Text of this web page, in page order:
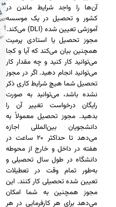
آن‌ها را واجد شرایط ماندن در
کشور و تحصیل در یک موسسه
آموزشی تعیین شده (DLI) می‌کند.
مجوز تحصیل یا استادی پرمیت
همچنین بیان می‌کند که آیا و کجا
می‌توانید کار کنید و چه مقدار کار
می‌توانید انجام دهید. اگر در مجوز
تحصیل شما هیچ شرایط کاری ذکر
نشده باشد، می‌توانید به صورت
رایگان درخواست تغییر آن را
بدهید. مجوز تحصیل معمولاً به
دانشجویان بین‌المللی اجازه
می‌دهد تا حداکثر ۲۰ ساعت در
هفته در داخل و خارج از محوطه
دانشگاه در طول سال تحصیلی و
به‌طور تمام وقت در تعطیلات
تعیین شده تحصیلی کار کنند. این
مجوز همچنین به شما امکان
می‌دهد برای هر کارفرمایی در هر